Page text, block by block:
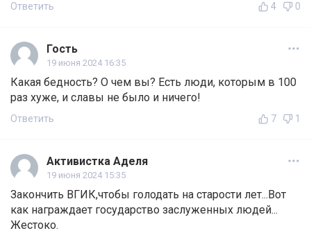
Ответить 4 0
Гость
19 июня 2024 16:35
Какая бедность? О чем вы? Есть люди, которым в 100
раз хуже, и славы не было и ничего!
Ответить 7 1
Активистка Аделя
19 июня 2024 15:35
Закончить ВГИК,чтобы голодать на старости лет...Вот
как награждает государство заслуженных людей...
Жестоко.